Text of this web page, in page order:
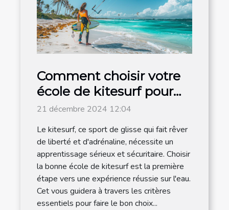
Comment choisir votre
école de kitesurf pour
un apprentissage
efficace
21 décembre 2024 12:04
Le kitesurf, ce sport de glisse qui fait rêver
de liberté et d'adrénaline, nécessite un
apprentissage sérieux et sécuritaire. Choisir
la bonne école de kitesurf est la première
étape vers une expérience réussie sur l'eau.
Cet vous guidera à travers les critères
essentiels pour faire le bon choix...